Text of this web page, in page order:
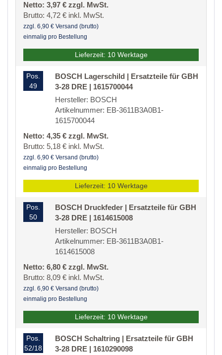
Netto: 3,97 € zzgl. MwSt.
Brutto: 4,72 € inkl. MwSt.
zzgl. 6,90 € Versand (brutto)
einmalig pro Bestellung
Lieferzeit: 10 Werktage
Pos.
49
BOSCH Lagerschild | Ersatzteile für GBH
3-28 DRE | 1615700044
Hersteller: BOSCH
Artikelnummer: EB-3611B3A0B1-
1615700044
Netto: 4,35 € zzgl. MwSt.
Brutto: 5,18 € inkl. MwSt.
zzgl. 6,90 € Versand (brutto)
einmalig pro Bestellung
Lieferzeit: 10 Werktage
Pos.
50
BOSCH Druckfeder | Ersatzteile für GBH
3-28 DRE | 1614615008
Hersteller: BOSCH
Artikelnummer: EB-3611B3A0B1-
1614615008
Netto: 6,80 € zzgl. MwSt.
Brutto: 8,09 € inkl. MwSt.
zzgl. 6,90 € Versand (brutto)
einmalig pro Bestellung
Lieferzeit: 10 Werktage
Pos.
52/18
BOSCH Schaltring | Ersatzteile für GBH
3-28 DRE | 1610290098